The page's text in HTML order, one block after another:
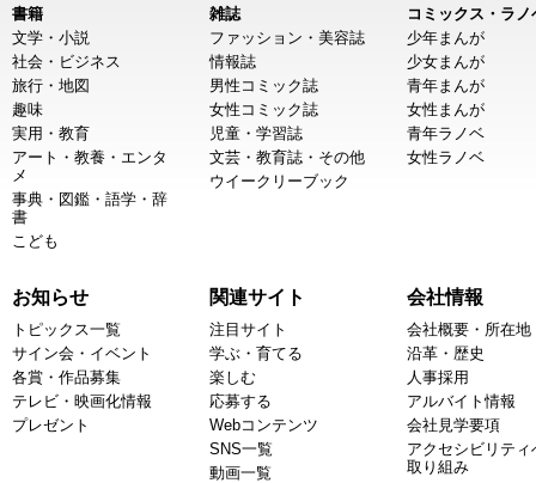
書籍
文学・小説
社会・ビジネス
旅行・地図
趣味
実用・教育
アート・教養・エンタ
メ
事典・図鑑・語学・辞
書
こども
雑誌
ファッション・美容誌
情報誌
男性コミック誌
女性コミック誌
児童・学習誌
文芸・教育誌・その他
ウイークリーブック
コミックス・ラノ
少年まんが
少女まんが
青年まんが
女性まんが
青年ラノベ
女性ラノベ
お知らせ
トピックス一覧
サイン会・イベント
各賞・作品募集
テレビ・映画化情報
プレゼント
関連サイト
注目サイト
学ぶ・育てる
楽しむ
応募する
Webコンテンツ
SNS一覧
動画一覧
会社情報
会社概要・所在地
沿革・歴史
人事採用
アルバイト情報
会社見学要項
アクセシビリティ
取り組み